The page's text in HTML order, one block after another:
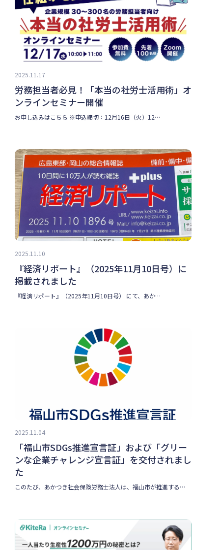
2025.11.17
労務担当者必見！「本当の社労士活用術」オ
ンラインセミナー開催
お申し込みはこちら ※申込締切：12月16日（火）12…
2025.11.10
『経済リポート』（2025年11月10日号）に
掲載されました
『経済リポート』（2025年11月10日号） にて、あか…
2025.11.04
「福山市SDGs推進宣言証」および「グリー
ンな企業チャレンジ宣言証」を交付されまし
た
このたび、あかつき社会保険労務士法人は、福山市が推進する…